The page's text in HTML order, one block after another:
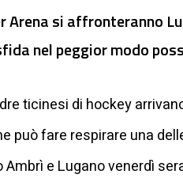
Arena si affronteranno
nel peggior modo
ticinesi di hockey
può fare respirare una
e Lugano venerdì